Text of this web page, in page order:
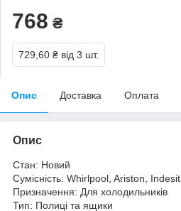
768 ₴
729,60 ₴ від 3 шт.
Опис Доставка Оплата
Опис
Стан: Новий
Сумісність: Whirlpool, Ariston, Indesit
Призначення: Для холодильників
Тип: Полиці та ящики